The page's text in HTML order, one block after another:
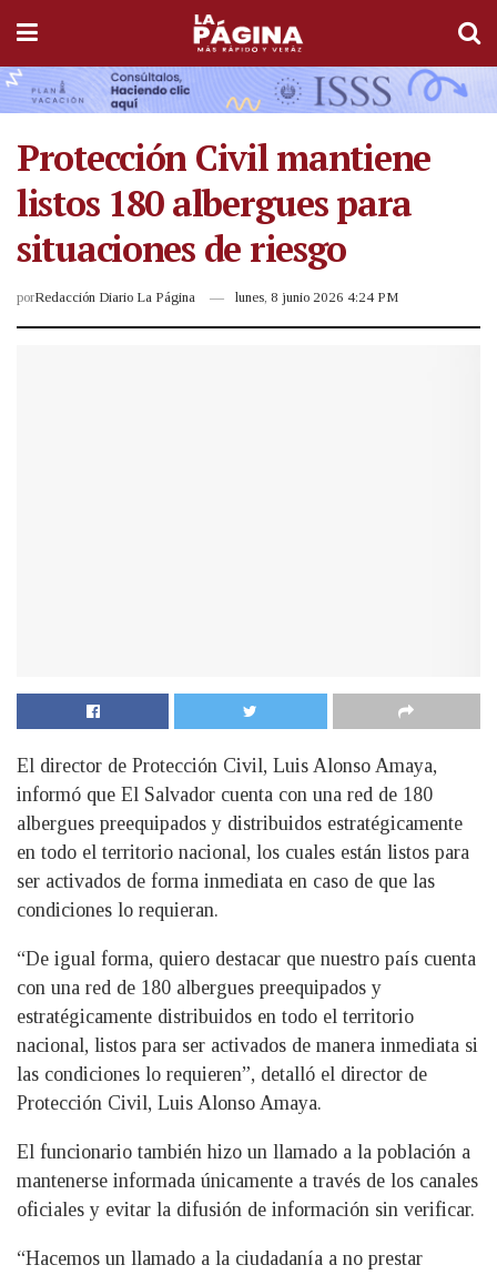
Protección Civil mantiene
listos 180 albergues para
situaciones de riesgo
porRedacción Diario La Página lunes, 8 junio 2026 4:24 PM
El director de Protección Civil, Luis Alonso Amaya,
informó que El Salvador cuenta con una red de 180
albergues preequipados y distribuidos estratégicamente
en todo el territorio nacional, los cuales están listos para
ser activados de forma inmediata en caso de que las
condiciones lo requieran.
“De igual forma, quiero destacar que nuestro país cuenta
con una red de 180 albergues preequipados y
estratégicamente distribuidos en todo el territorio
nacional, listos para ser activados de manera inmediata si
las condiciones lo requieren”, detalló el director de
Protección Civil, Luis Alonso Amaya.
El funcionario también hizo un llamado a la población a
mantenerse informada únicamente a través de los canales
oficiales y evitar la difusión de información sin verificar.
“Hacemos un llamado a la ciudadanía a no prestar